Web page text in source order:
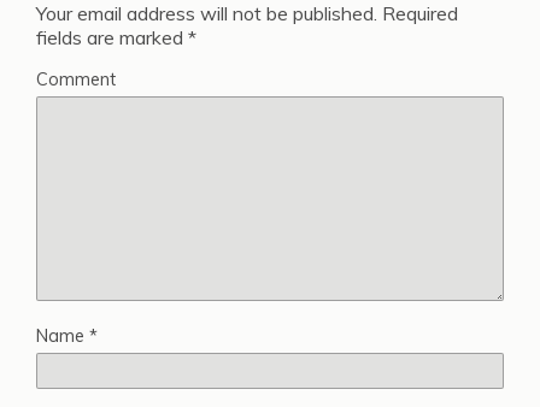
Your email address will not be published. Required
fields are marked *
Comment
Name *